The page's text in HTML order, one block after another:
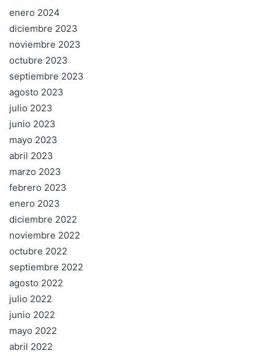
enero 2024
diciembre 2023
noviembre 2023
octubre 2023
septiembre 2023
agosto 2023
julio 2023
junio 2023
mayo 2023
abril 2023
marzo 2023
febrero 2023
enero 2023
diciembre 2022
noviembre 2022
octubre 2022
septiembre 2022
agosto 2022
julio 2022
junio 2022
mayo 2022
abril 2022